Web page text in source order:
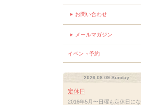
お問い合わせ
メールマガジン
イベント予約
2026.08.09 Sunday
定休日
2016年5月〜日曜も定休日にな